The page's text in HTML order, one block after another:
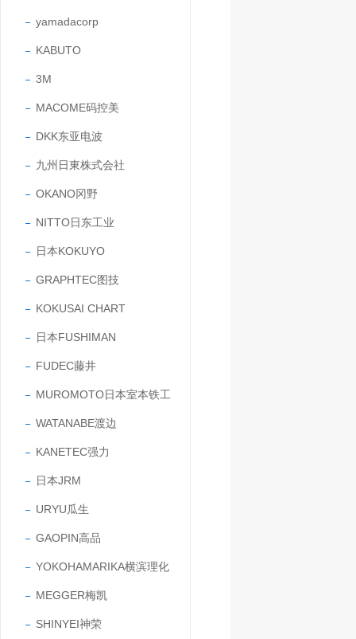
yamadacorp
KABUTO
3M
MACOME码控美
DKK东亚电波
九州日東株式会社
OKANO冈野
NITTO日东工业
日本KOKUYO
GRAPHTEC图技
KOKUSAI CHART
日本FUSHIMAN
FUDEC藤井
MUROMOTO日本室本铁工
WATANABE渡边
KANETEC强力
日本JRM
URYU瓜生
GAOPIN高品
YOKOHAMARIKA横滨理化
MEGGER梅凯
SHINYEI神荣